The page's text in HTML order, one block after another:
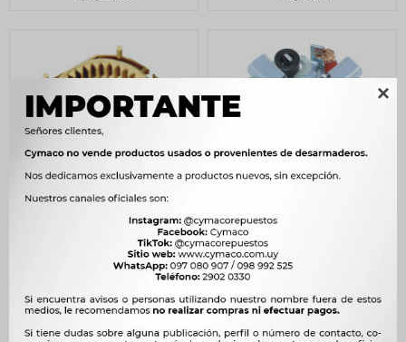

CORONA REDUCTORA
FORD KA BOSCH=12693Z
37D UNIFAP
$216 $ 221
$184
PORTA CARBONES FIAT
FIAT PALIO-SIENA-
MARELLI
6X15X16,5=P.8201=P.5565
UNIFAP
$533 $ 546